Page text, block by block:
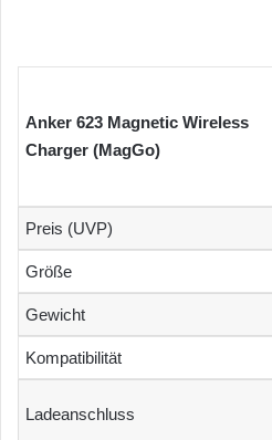
Anker 623 Magnetic Wireless
Charger (MagGo)
Preis (UVP)
Größe
Gewicht
Kompatibilität
Ladeanschluss